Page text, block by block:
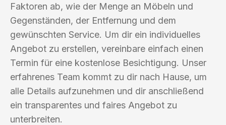
Faktoren ab, wie der Menge an Möbeln und
Gegenständen, der Entfernung und dem
gewünschten Service. Um dir ein individuelles
Angebot zu erstellen, vereinbare einfach einen
Termin für eine kostenlose Besichtigung. Unser
erfahrenes Team kommt zu dir nach Hause, um
alle Details aufzunehmen und dir anschließend
ein transparentes und faires Angebot zu
unterbreiten.